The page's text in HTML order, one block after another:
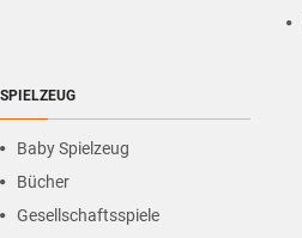
SPIELZEUG
Baby Spielzeug
Bücher
Gesellschaftsspiele